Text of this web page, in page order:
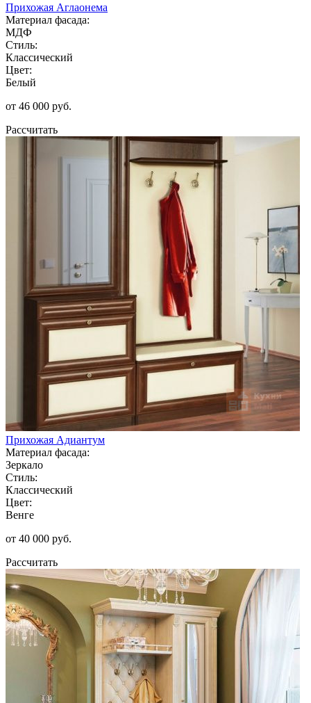
Прихожая Аглаонема
Материал фасада:
МДФ
Стиль:
Классический
Цвет:
Белый
от 46 000 руб.
Рассчитать
Прихожая Адиантум
Материал фасада:
Зеркало
Стиль:
Классический
Цвет:
Венге
от 40 000 руб.
Рассчитать